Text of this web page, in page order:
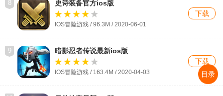
8 史诗装备官方ios版
IOS冒险游戏 / 96.3M / 2020-06-01
下载
9 暗影忍者传说最新ios版
IOS冒险游戏 / 163.4M / 2020-04-03
下载
目录